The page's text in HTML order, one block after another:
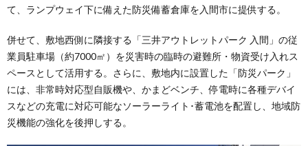
て、ランプウェイ下に備えた防災備蓄倉庫を入間市に提供する。
併せて、敷地西側に隣接する「三井アウトレットパーク 入間」の従
業員駐車場（約7000㎡）を災害時の臨時の避難所・物資受け入れス
ペースとして活用する。さらに、敷地内に設置した「防災パーク」
には、非常時対応型自販機や、かまどベンチ、停電時に各種デバイ
スなどの充電に対応可能なソーラーライト･蓄電池を配置し、地域防
災機能の強化を後押しする。